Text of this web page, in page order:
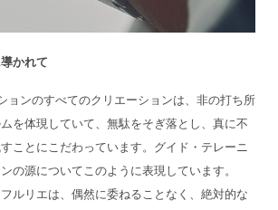
かれて
ンのすべてのクリエーションは、非の打ち所
を体現していて、無駄をそぎ落とし、真に不
ことにこだわっています。グイド・テレーニ
の源についてこのように表現しています。
フルリエは、偶然に委ねることなく、絶対的な